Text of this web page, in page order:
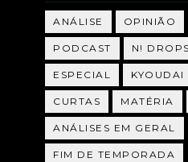
ANÁLISE OPINIÃO
PODCAST N! DROPS
ESPECIAL KYOUDAI
CURTAS MATÉRIA
ANÁLISES EM GERAL
FIM DE TEMPORADA